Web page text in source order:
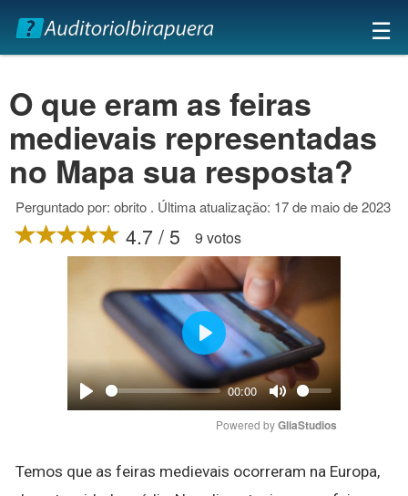
×
☰
O que eram as feiras
medievais representadas
no Mapa sua resposta?
Perguntado por: obrito . Última atualização: 17 de maio de 2023
4.7 / 5 9 votos
Play
00:00
Mute
Play
Powered by GliaStudios
Temos que as feiras medievais ocorreram na Europa,